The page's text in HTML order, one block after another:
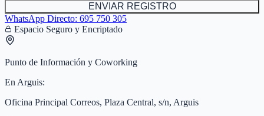
ENVIAR REGISTRO
WhatsApp Directo: 695 750 305
Espacio Seguro y Encriptado
Punto de Información y Coworking
En Arguis:
Oficina Principal Correos, Plaza Central, s/n, Arguis